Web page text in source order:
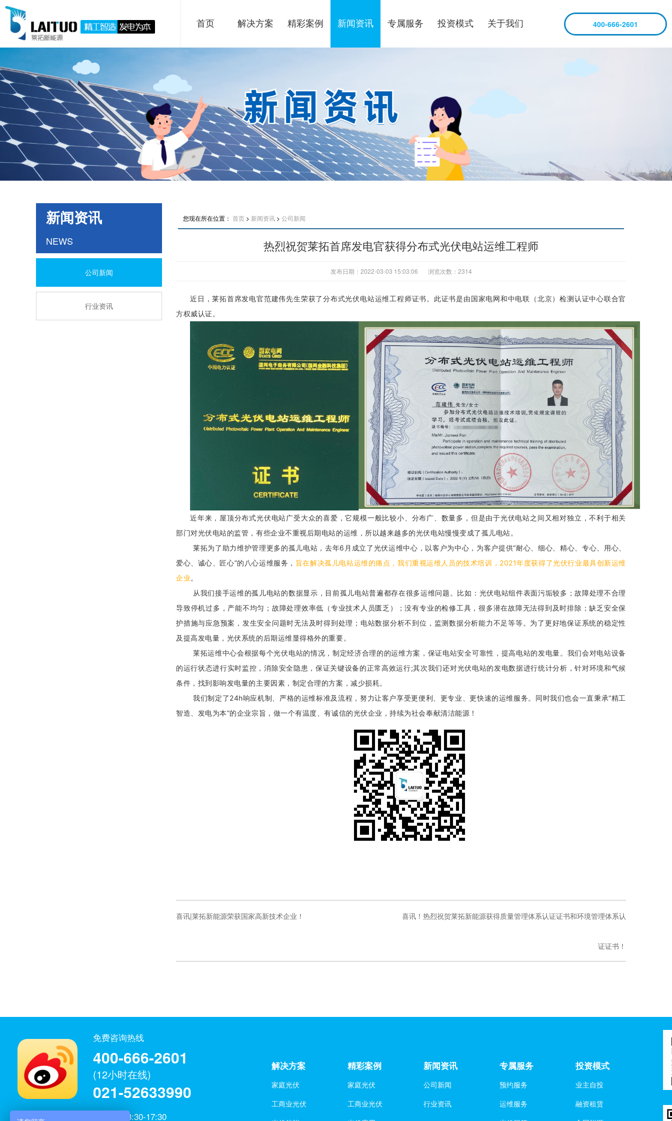
首页 解决方案 精彩案例 新闻资讯 专属服务 投资模式 关于我们 400-666-2601
新闻资讯
NEWS
公司新闻
行业资讯
您现在所在位置： 首页 > 新闻资讯 > 公司新闻
热烈祝贺莱拓首席发电官获得分布式光伏电站运维工程师
发布日期：2022-03-03 15:03:06 浏览次数： 2314
近日 ，莱拓首席发电官范建伟先生荣获了分布式光伏电站运维工程师证书。此证书是由国家电网和中电联（北京）检测认证中心联合官
方权威认证。
近年来，屋顶分布式光伏电站广受大众的喜爱，它规模一般比较小、分布广、数量多，但是由于光伏电站之间又相对独立，不利于相关
部门对光伏电站的监管，有些企业不重视后期电站的运维，所以越来越多的光伏电站慢慢变成了孤儿电站。
莱拓为了助力维护管理更多的孤儿电站，去年6月成立了光伏运维中心，以客户为中心，为客户提供“耐心、细心、精心、专心、用心、
爱心、诚心、匠心”的八心运维服务， 旨在解决孤儿电站运维的痛点，我们重视运维人员的技术培训，2021年度获得了光伏行业最具创新运维
企业。
从我们接手运维的孤儿电站的数据显示，目前孤儿电站普遍都存在很多运维问题。比如：光伏电站组件表面污垢较多；故障处理不合理
导致停机过多，产能不均匀；故障处理效率低（专业技术人员匮乏）；没有专业的检修工具，很多潜在故障无法得到及时排除；缺乏安全保
护措施与应急预案，发生安全问题时无法及时得到处理；电站数据分析不到位，监测数据分析能力不足等等。为了更好地保证系统的稳定性
及提高发电量，光伏系统的后期运维显得格外的重要。
莱拓运维中心会根据每个光伏电站的情况，制定经济合理的的运维方案，保证电站安全可靠性，提高电站的发电量。 我们会对电站设备
的运行状态进行实时监控，消除安全隐患，保证关键设备的正常高效运行;其次我们还对光伏电站的发电数据进行统计分析，针对环境和气候
条件，找到影响发电量的主要因素，制定合理的方案，减少损耗。
我们制定了24h响应机制、严格的运维标准及流程，努力让客户享受更便利、更专业、更快速的运维服务。同时我们也会一直秉承“精工
智造、发电为本”的企业宗旨，做一个有温度、有诚信的光伏企业，持续为社会奉献清洁能源！
喜讯|莱拓新能源荣获国家高新技术企业！ 喜讯！热烈祝贺莱拓新能源获得质量管理体系认证证书和环境管理体系认
证证书！
免费咨询热线
400-666-2601
(12小时在线)
021-52633990
工作日：8:30-17:30
解决方案
家庭光伏
工商业光伏
精彩案例
家庭光伏
工商业光伏
新闻资讯
公司新闻
行业资讯
专属服务
预约服务
运维服务
投资模式
业主自投
融资租赁